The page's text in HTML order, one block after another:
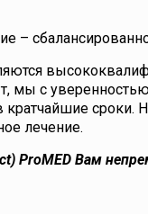
–
мы с
кратчайшие сроки.
лечение.
ProMED Вам